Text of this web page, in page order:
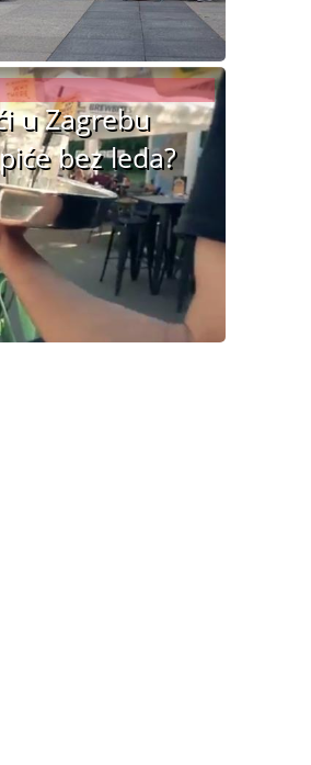
u Zagrebu
bez leda?